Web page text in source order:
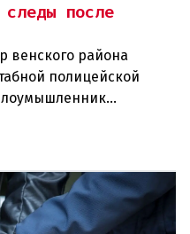
после
венского района
полицейской
на филиал
дома Dorotheu